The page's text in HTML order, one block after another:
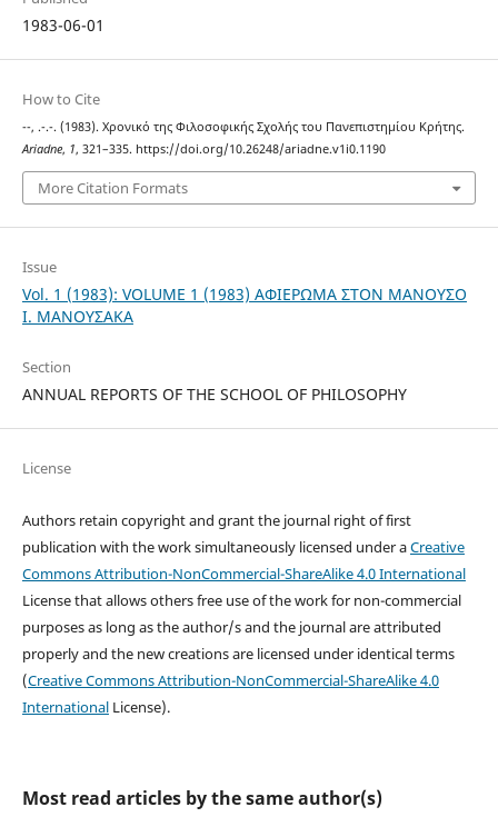
1983-06-01
How to Cite
--, .-.-. (1983). Χρονικό της Φιλοσοφικής Σχολής του Πανεπιστημίου Κρήτης.
Ariadne, 1, 321–335. https://doi.org/10.26248/ariadne.v1i0.1190
More Citation Formats
Issue
Vol. 1 (1983): VOLUME 1 (1983) ΑΦΙΕΡΩΜΑ ΣΤΟΝ ΜΑΝΟΥΣΟ
Ι. ΜΑΝΟΥΣΑΚΑ
Section
ANNUAL REPORTS OF THE SCHOOL OF PHILOSOPHY
License
Authors retain copyright and grant the journal right of first
publication with the work simultaneously licensed under aCreative
Commons Attribution-NonCommercial-ShareAlike 4.0 International
License that allows others free use of the work for non-commercial
purposes as long as the author/s and the journal are attributed
properly and the new creations are licensed under identical terms
(Creative Commons Attribution-NonCommercial-ShareAlike 4.0
InternationalLicense).
Most read articles by the same author(s)